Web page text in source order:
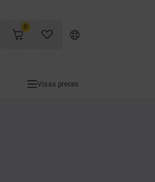
0
Visas preces